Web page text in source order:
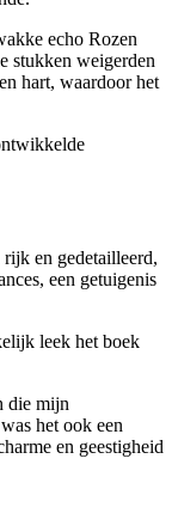
echo Rozen
stukken weigerden
hart, waardoor het
en gedetailleerd,
een getuigenis
leek het boek
die mijn
het ook een
en geestigheid